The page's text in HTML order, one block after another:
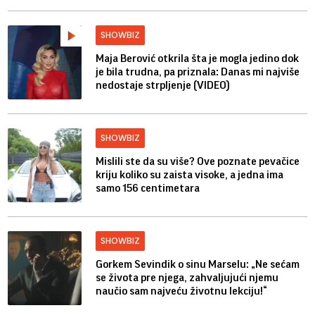
SHOWBIZ
Maja Berović otkrila šta je mogla jedino dok
je bila trudna, pa priznala: Danas mi najviše
nedostaje strpljenje (VIDEO)
SHOWBIZ
Mislili ste da su više? Ove poznate pevačice
kriju koliko su zaista visoke, a jedna ima
samo 156 centimetara
SHOWBIZ
Gorkem Sevindik o sinu Marselu: „Ne sećam
se života pre njega, zahvaljujući njemu
naučio sam najveću životnu lekciju!“